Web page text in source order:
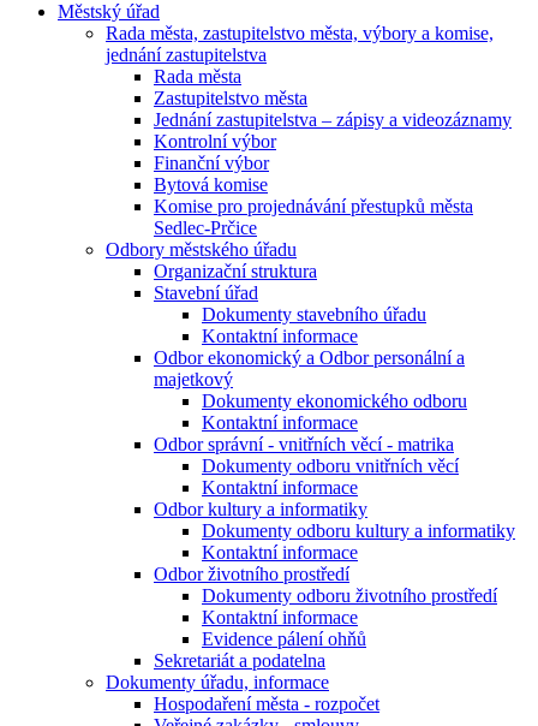
Městský úřad
Rada města, zastupitelstvo města, výbory a komise,
jednání zastupitelstva
Rada města
Zastupitelstvo města
Jednání zastupitelstva – zápisy a videozáznamy
Kontrolní výbor
Finanční výbor
Bytová komise
Komise pro projednávání přestupků města
Sedlec-Prčice
Odbory městského úřadu
Organizační struktura
Stavební úřad
Dokumenty stavebního úřadu
Kontaktní informace
Odbor ekonomický a Odbor personální a
majetkový
Dokumenty ekonomického odboru
Kontaktní informace
Odbor správní - vnitřních věcí - matrika
Dokumenty odboru vnitřních věcí
Kontaktní informace
Odbor kultury a informatiky
Dokumenty odboru kultury a informatiky
Kontaktní informace
Odbor životního prostředí
Dokumenty odboru životního prostředí
Kontaktní informace
Evidence pálení ohňů
Sekretariát a podatelna
Dokumenty úřadu, informace
Hospodaření města - rozpočet